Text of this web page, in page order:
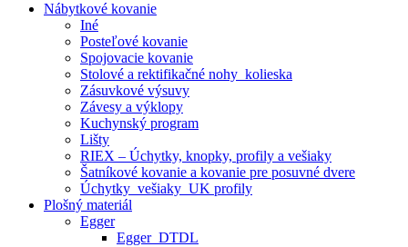
Nábytkové kovanie
Iné
Posteľové kovanie
Spojovacie kovanie
Stolové a rektifikačné nohy_kolieska
Zásuvkové výsuvy
Závesy a výklopy
Kuchynský program
Lišty
RIEX – Úchytky, knopky, profily a vešiaky
Šatníkové kovanie a kovanie pre posuvné dvere
Úchytky_vešiaky_UK profily
Plošný materiál
Egger
Egger_DTDL